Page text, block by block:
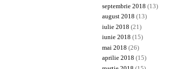
septembrie 2018 (13)
august 2018 (13)
iulie 2018 (21)
iunie 2018 (15)
mai 2018 (26)
aprilie 2018 (15)